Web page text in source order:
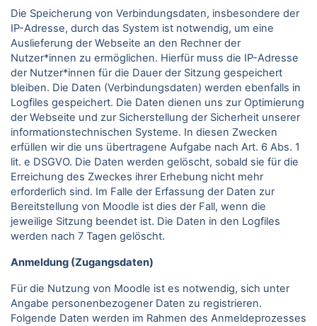
Die Speicherung von Verbindungsdaten, insbesondere der
IP-Adresse, durch das System ist notwendig, um eine
Auslieferung der Webseite an den Rechner der
Nutzer*innen zu ermöglichen. Hierfür muss die IP-Adresse
der Nutzer*innen für die Dauer der Sitzung gespeichert
bleiben. Die Daten (Verbindungsdaten) werden ebenfalls in
Logfiles gespeichert. Die Daten dienen uns zur Optimierung
der Webseite und zur Sicherstellung der Sicherheit unserer
informationstechnischen Systeme. In diesen Zwecken
erfüllen wir die uns übertragene Aufgabe nach Art. 6 Abs. 1
lit. e DSGVO. Die Daten werden gelöscht, sobald sie für die
Erreichung des Zweckes ihrer Erhebung nicht mehr
erforderlich sind. Im Falle der Erfassung der Daten zur
Bereitstellung von Moodle ist dies der Fall, wenn die
jeweilige Sitzung beendet ist. Die Daten in den Logfiles
werden nach 7 Tagen gelöscht.
Anmeldung (Zugangsdaten)
Für die Nutzung von Moodle ist es notwendig, sich unter
Angabe personenbezogener Daten zu registrieren.
Folgende Daten werden im Rahmen des Anmeldeprozesses